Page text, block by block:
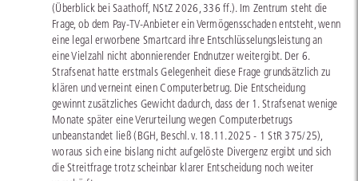
(Überblick bei Saathoff, NStZ 2026, 336 ff.). Im Zentrum steht die
Frage, ob dem Pay-TV-Anbieter ein Vermögensschaden entsteht, wenn
eine legal erworbene Smartcard ihre Entschlüsselungsleistung an
eine Vielzahl nicht abonnierender Endnutzer weitergibt. Der 6.
Strafsenat hatte erstmals Gelegenheit diese Frage grundsätzlich zu
klären und verneint einen Computerbetrug. Die Entscheidung
gewinnt zusätzliches Gewicht dadurch, dass der 1. Strafsenat wenige
Monate später eine Verurteilung wegen Computerbetrugs
unbeanstandet ließ (BGH, Beschl. v. 18.11.2025 - 1 StR 375/25),
woraus sich eine bislang nicht aufgelöste Divergenz ergibt und sich
die Streitfrage trotz scheinbar klarer Entscheidung noch weiter